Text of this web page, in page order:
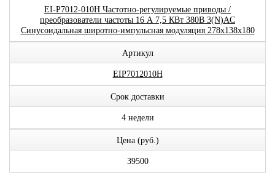
EI-P7012-010H Частотно-регулируемые приводы /
преобразователи частоты 16 А 7,5 КВт 380В 3(N)AC
Синусоидальная широтно-импульсная модуляция 278x138x180
Артикул
EIP7012010H
Срок доставки
4 недели
Цена (руб.)
39500